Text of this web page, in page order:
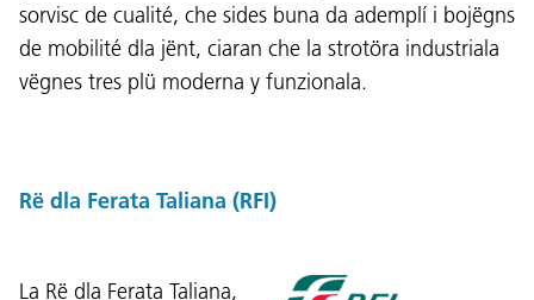
sorvisc de cualité, che sides buna da ademplí i bojëgns
de mobilité dla jënt, ciaran che la strotöra industriala
vëgnes tres plü moderna y funzionala.
Rë dla Ferata Taliana (RFI)
La Rë dla Ferata Taliana,